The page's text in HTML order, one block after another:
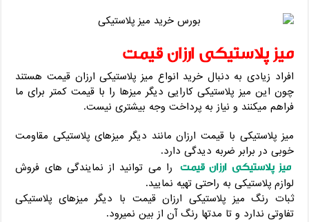
میز پلاستیکی ارزان قیمت
افراد زیادی به دنبال خرید انواع میز پلاستیکی ارزان قیمت هستند
چون این میز پلاستیکی کارایی دیگر میزها را با قیمت کمتر برای ما
فراهم میکنند و نیاز به پرداخت وجه بیشتری نیست.
میز پلاستیکی با قیمت ارزان مانند دیگر میزهای پلاستیکی مقاومت
خوبی در برابر ضربه دیدگی دارد.
میز پلاستیکی ارزان قیمت را می توانید از نمایندگی های فروش
لوازم پلاستیکی به راحتی تهیه نمایید.
ثبات رنگ میز پلاستیکی ارزان قیمت با دیگر میزهای پلاستیکی
تفاوتی ندارد و تا مدتها رنگ آن از بین نمیرود.